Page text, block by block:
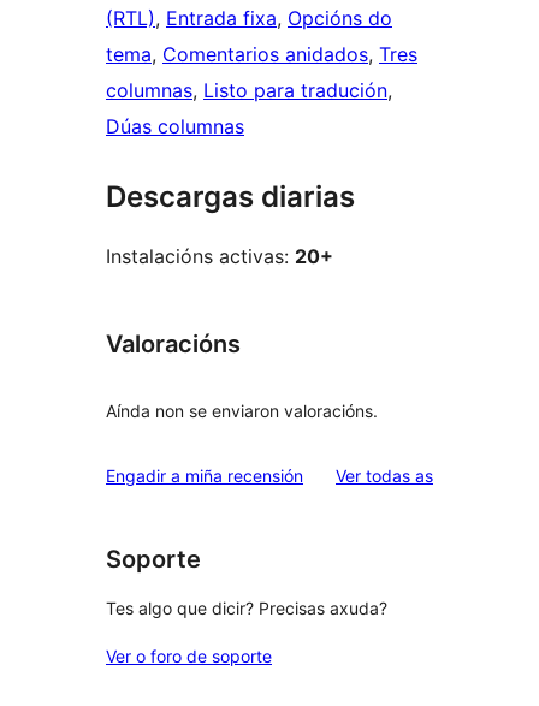
(RTL), Entrada fixa, Opcións do
tema, Comentarios anidados, Tres
columnas, Listo para tradución
Dúas columnas
Descargas diarias
Instalacións activas: 20+
Valoracións
Aínda non se enviaron valoracións.
Engadir a miña recensión Ver todas asvaloracións
Soporte
Tes algo que dicir? Precisas axuda?
Ver o foro de soporte